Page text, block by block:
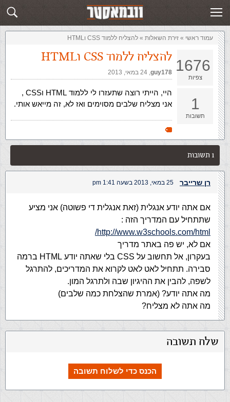
שלח תשובה זירת השאלות
עמוד ראשי » ‏זירת השאלות‏ » להצליח ללמוד CSS וHTML
1676
צפיות
1
תשובות
להצליח ללמוד CSS וHTML
guy178
,‏ 24 במאי, 2013
היי, הייתי רוצה שתעזרו לי ללמוד HTML וCSS ,
אני מצליח שלבים מסוימים ואז לא, זה מייאש אותי.
1 תשובות
רן שרייבר 25 במאי, 2013 בשעה 1:41 pm
אם אתה יודע אנגלית (זאת אנגלית די פשוטה) אני מציע
שתתחיל עם המדריך הזה :
http://www.w3schools.com/html/
אם לא, יש פה באתר מדריך
בעקרון, אל תחשוב על CSS בלי שאתה יודע HTML ברמה
סבירה. תתחיל לאט לאט לקרוא את המדריכים, להתרגל
לשפה, להבין את ההיגיון שבה ולתרגל המון.
מה אתה יודע? (אמרת שהצלחת כמה שלבים)
מה אתה לא מצליח?
שלח תשובה
הכנס כדי לשלוח תשובה